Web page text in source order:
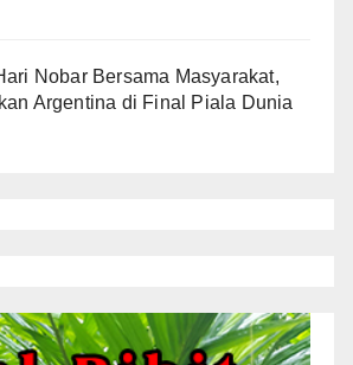
Nobar Bersama Masyarakat,
Argentina di Final Piala Dunia